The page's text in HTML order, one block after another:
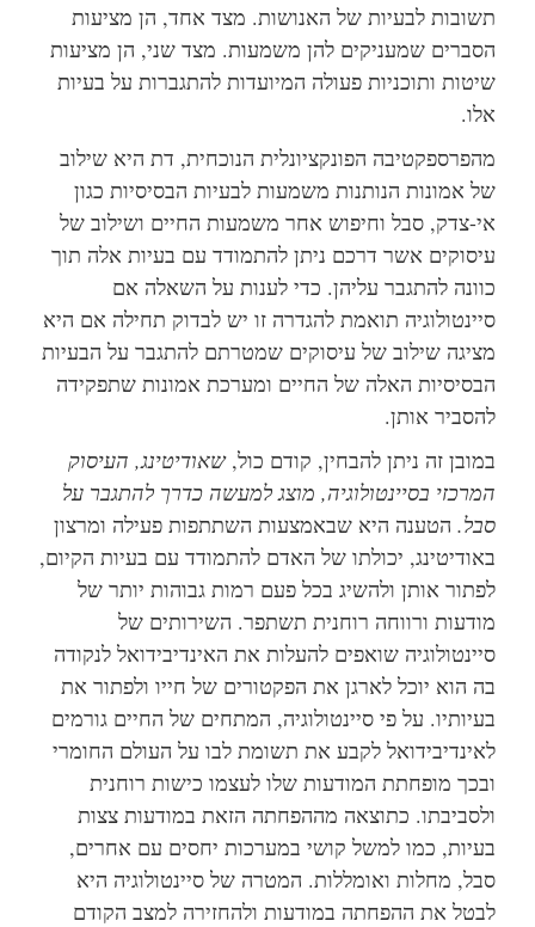
תשובות לבעיות של האנושות. מצד אחד, הן מציעות
הסברים שמעניקים להן משמעות. מצד שני, הן מציעות
שיטות ותוכניות פעולה המיועדות להתגברות על בעיות
אלו.
מהפרספקטיבה הפונקציונלית הנוכחית, דת היא שילוב
של אמונות הנותנות משמעות לבעיות הבסיסיות כגון
אי-צדק, סבל וחיפוש אחר משמעות החיים ושילוב של
עיסוקים אשר דרכם ניתן להתמודד עם בעיות אלה תוך
כוונה להתגבר עליהן. כדי לענות על השאלה אם
סיינטולוגיה תואמת להגדרה זו יש לבדוק תחילה אם היא
מציגה שילוב של עיסוקים שמטרתם להתגבר על הבעיות
הבסיסיות האלה של החיים ומערכת אמונות שתפקידה
להסביר אותן.
במובן זה ניתן להבחין, קודם כול,שאודיטינג, העיסוק
המרכזי בסיינטולוגיה, מוצג למעשה כדרך להתגבר על
סבל.הטענה היא שבאמצעות השתתפות פעילה ומרצון
באודיטינג, יכולתו של האדם להתמודד עם בעיות הקיום,
לפתור אותן ולהשיג בכל פעם רמות גבוהות יותר של
מודעות ורווחה רוחנית תשתפר. השירותים של
סיינטולוגיה שואפים להעלות את האינדיבידואל לנקודה
בה הוא יוכל לארגן את הפקטורים של חייו ולפתור את
בעיותיו. על פי סיינטולוגיה, המתחים של החיים גורמים
לאינדיבידואל לקבע את תשומת לבו על העולם החומרי
ובכך מופחתת המודעות שלו לעצמו כישות רוחנית
ולסביבתו. כתוצאה מההפחתה הזאת במודעות צצות
בעיות, כמו למשל קושי במערכות יחסים עם אחרים,
סבל, מחלות ואומללות. המטרה של סיינטולוגיה היא
לבטל את ההפחתה במודעות ולהחזירה למצב הקודם